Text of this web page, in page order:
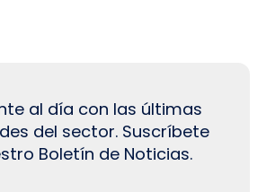
al día con las últimas
del sector. Suscríbete
Boletín de Noticias.